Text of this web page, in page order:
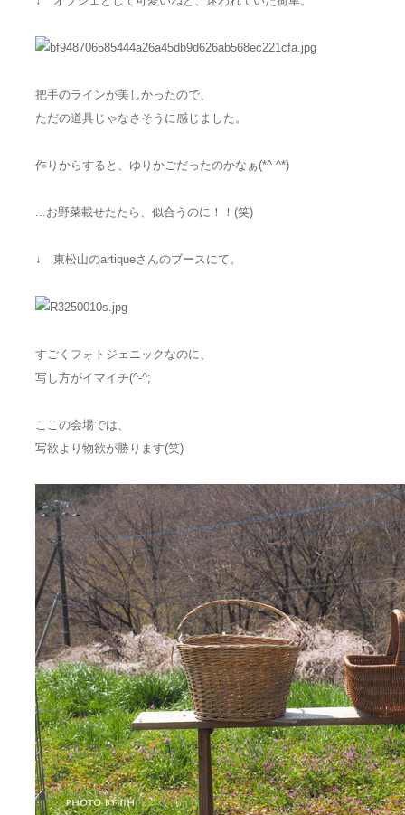
把手のラインが美しかったので、
ただの道具じゃなさそうに感じました。
作りからすると、ゆりかごだったのかなぁ(*^-^*)
...お野菜載せたたら、似合うのに！！(笑)
↓ 東松山のartiqueさんのブースにて。
すごくフォトジェニックなのに、
写し方がイマイチ(^-^;
ここの会場では、
写欲より物欲が勝ります(笑)